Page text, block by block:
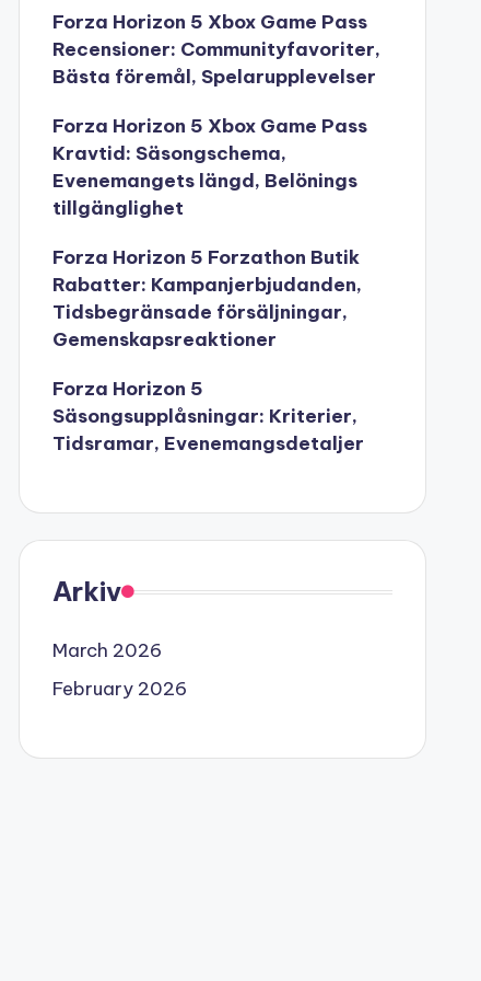
Forza Horizon 5 Xbox Game Pass
Recensioner: Communityfavoriter,
Bästa föremål, Spelarupplevelser
Forza Horizon 5 Xbox Game Pass
Kravtid: Säsongschema,
Evenemangets längd, Belönings
tillgänglighet
Forza Horizon 5 Forzathon Butik
Rabatter: Kampanjerbjudanden,
Tidsbegränsade försäljningar,
Gemenskapsreaktioner
Forza Horizon 5
Säsongsupplåsningar: Kriterier,
Tidsramar, Evenemangsdetaljer
Arkiv
March 2026
February 2026